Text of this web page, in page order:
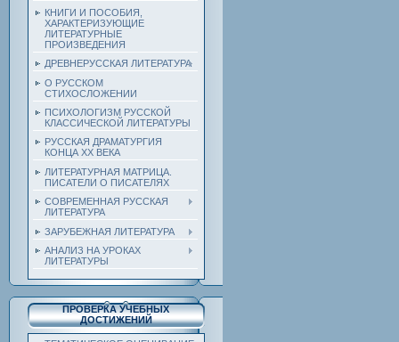
КНИГИ И ПОСОБИЯ,
ХАРАКТЕРИЗУЮЩИЕ
ЛИТЕРАТУРНЫЕ
ПРОИЗВЕДЕНИЯ
ДРЕВНЕРУССКАЯ ЛИТЕРАТУРА
О РУССКОМ
СТИХОСЛОЖЕНИИ
ПСИХОЛОГИЗМ РУССКОЙ
КЛАССИЧЕСКОЙ ЛИТЕРАТУРЫ
РУССКАЯ ДРАМАТУРГИЯ
КОНЦА ХХ ВЕКА
ЛИТЕРАТУРНАЯ МАТРИЦА.
ПИСАТЕЛИ О ПИСАТЕЛЯХ
СОВРЕМЕННАЯ РУССКАЯ
ЛИТЕРАТУРА
ЗАРУБЕЖНАЯ ЛИТЕРАТУРА
АНАЛИЗ НА УРОКАХ
ЛИТЕРАТУРЫ
ПРОВЕРКА УЧЕБНЫХ
ДОСТИЖЕНИЙ